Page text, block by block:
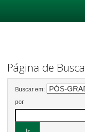
Página de Busca
Buscar em:
por